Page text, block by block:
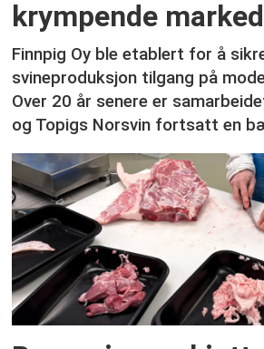
krympende marked
Finnpig Oy ble etablert for å
svineproduksjon tilgang på
Over 20 år senere er
og Topigs Norsvin fortsatt en